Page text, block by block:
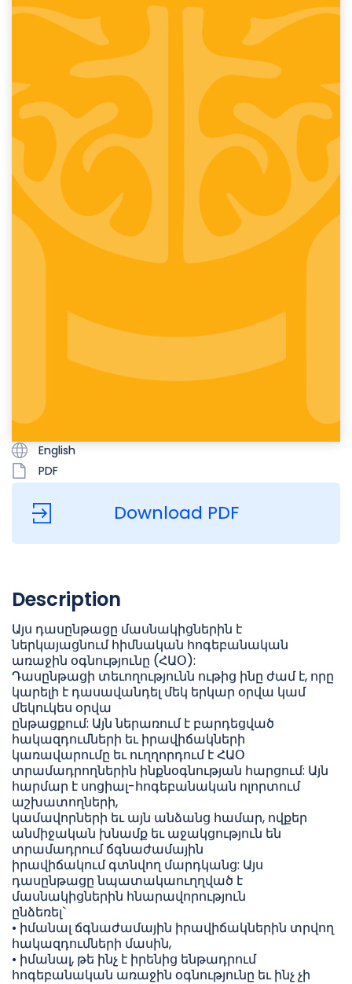
English
PDF
Download PDF
Description
Այս դասընթացը մասնակիցներին է
ներկայացնում հիմնական հոգեբանական
առաջին օգնությունը (ՀԱՕ):
Դասընթացի տեւողությունն ութից ինը ժամ է, որը
կարելի է դասավանդել մեկ երկար օրվա կամ
մեկուկես օրվա
ընթացքում: Այն ներառում է բարդեցված
հակազդումների եւ իրավիճակների
կառավարումը եւ ուղղորդում է ՀԱՕ
տրամադրողներին ինքնօգնության հարցում: Այն
հարմար է սոցիալ-հոգեբանական ոլորտում
աշխատողների,
կամավորների եւ այն անձանց համար, ովքեր
անմիջական խնամք եւ աջակցություն են
տրամադրում ճգնաժամային
իրավիճակում գտնվող մարդկանց: Այս
դասընթացը նպատակաուղղված է
մասնակիցներին հնարավորություն
ընձեռել`
• իմանալ ճգնաժամային իրավիճակներին տրվող
հակազդումների մասին,
• իմանալ, թե ինչ է իրենից ենթադրում
հոգեբանական առաջին օգնությունը եւ ինչ չի